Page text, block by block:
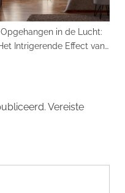
Opgehangen in de Lucht:
Intrigerende Effect van
Vereiste